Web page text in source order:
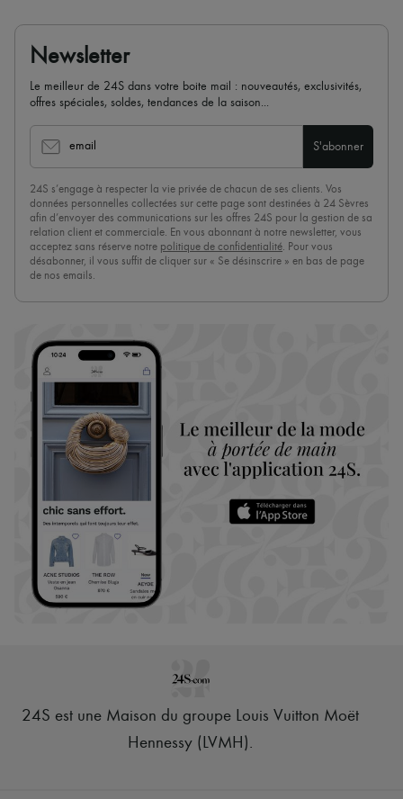
Newsletter
Le meilleur de 24S dans votre boite mail : nouveautés, exclusivités,
offres spéciales, soldes, tendances de la saison...
email S'abonner
24S s’engage à respecter la vie privée de chacun de ses clients. Vos
données personnelles collectées sur cette page sont destinées à 24 Sèvres
afin d’envoyer des communications sur les offres 24S pour la gestion de sa
relation client et commerciale. En vous abonnant à notre newsletter, vous
acceptez sans réserve notre politique de confidentialité . Pour vous
désabonner, il vous suffit de cliquer sur « Se désinscrire » en bas de page
de nos emails.
24S est une Maison du groupe Louis Vuitton Moët
Hennessy (LVMH).